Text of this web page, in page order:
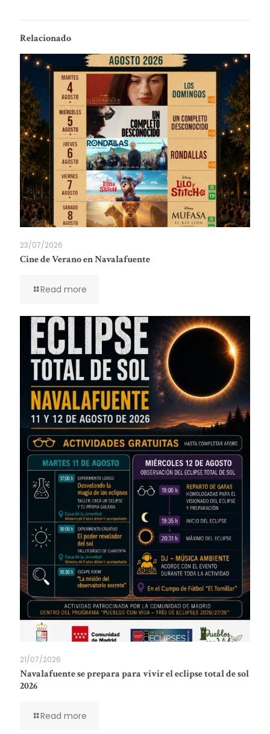
Relacionado
23/07/2026
Cine de Verano en Navalafuente
Read more
21/07/2026
Navalafuente se prepara para vivir el eclipse total de sol
2026
Read more